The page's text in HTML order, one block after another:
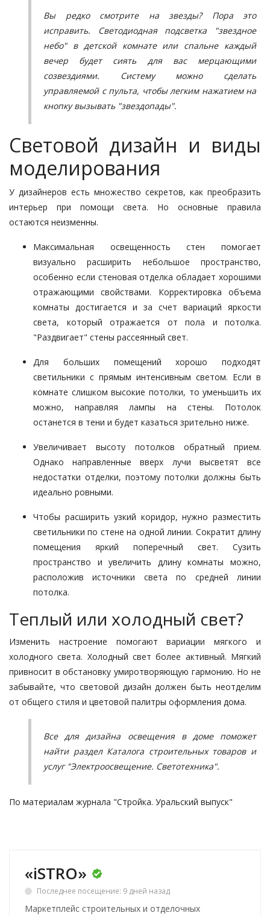
Вы редко смотрите на звезды? Пора это
исправить. Светодиодная подсветка "звездное
небо" в детской комнате или спальне каждый
вечер будет сиять для вас мерцающими
созвездиями. Систему можно сделать
управляемой с пульта, чтобы легким нажатием на
кнопку вызывать "звездопады".
Световой дизайн и виды
моделирования
У дизайнеров есть множество секретов, как преобразить
интерьер при помощи света. Но основные правила
остаются неизменны.
Максимальная освещенность стен помогает
визуально расширить небольшое пространство,
особенно если стеновая отделка обладает хорошими
отражающими свойствами. Корректировка объема
комнаты достигается и за счет вариаций яркости
света, который отражается от пола и потолка.
"Раздвигает" стены рассеянный свет.
Для больших помещений хорошо подходят
светильники с прямым интенсивным светом. Если в
комнате слишком высокие потолки, то уменьшить их
можно, направляя лампы на стены. Потолок
останется в тени и будет казаться зрительно ниже.
Увеличивает высоту потолков обратный прием.
Однако направленные вверх лучи высветят все
недостатки отделки, поэтому потолки должны быть
идеально ровными.
Чтобы расширить узкий коридор, нужно разместить
светильники по стене на одной линии. Сократит длину
помещения яркий поперечный свет. Сузить
пространство и увеличить длину комнаты можно,
расположив источники света по средней линии
потолка.
Теплый или холодный свет?
Изменить настроение помогают вариации мягкого и
холодного света. Холодный свет более активный. Мягкий
привносит в обстановку умиротворяющую гармонию. Но не
забывайте, что световой дизайн должен быть неотделим
от общего стиля и цветовой палитры оформления дома.
Все для дизайна освещения в доме поможет
найти раздел Каталога строительных товаров и
услуг "Электроосвещение. Светотехника".
По материалам журнала "Стройка. Уральский выпуск"
«iSTRO»
Последнее посещение: 9 дней назад
Маркетплейс строительных и отделочных